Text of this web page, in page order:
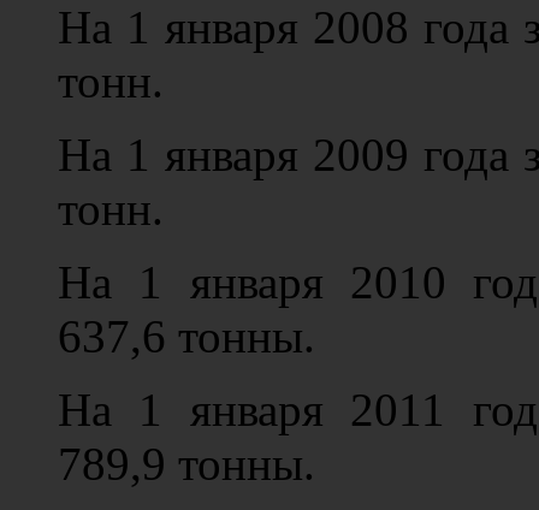
На 1 января 2008 года
тонн.
На 1 января 2009 года
тонн.
На 1 января 2010
637,6 тонны.
На 1 января 2011
789,9 тонны.